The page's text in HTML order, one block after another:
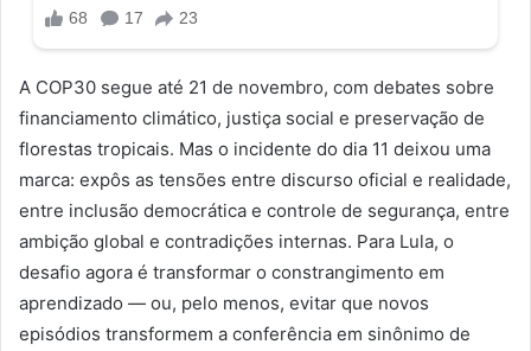
A COP30 segue até 21 de novembro, com debates sobre
financiamento climático, justiça social e preservação de
florestas tropicais. Mas o incidente do dia 11 deixou uma
marca: expôs as tensões entre discurso oficial e realidade,
entre inclusão democrática e controle de segurança, entre
ambição global e contradições internas. Para Lula, o
desafio agora é transformar o constrangimento em
aprendizado — ou, pelo menos, evitar que novos
episódios transformem a conferência em sinônimo de